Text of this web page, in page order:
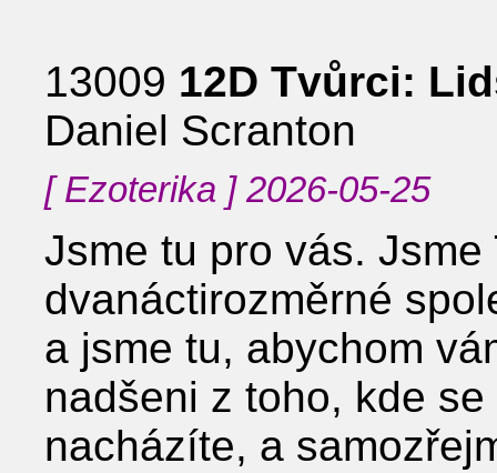
13009 12D Tvůrci:
Daniel Scranton
[ Ezoterika ] 2026-05-25
Jsme tu pro vás. Jsme
dvanáctirozměrné
a jsme tu, abychom
nadšeni z toho, kde
nacházíte, a